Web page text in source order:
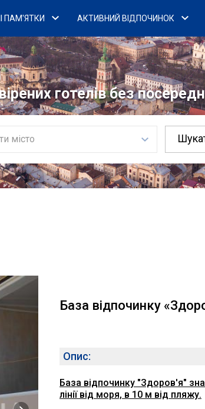
ПАМ'ЯТКИ АКТИВНИЙ ВІДПОЧИНОК
готелів без
місто
База відпочинку
Опис:
База відпочинку "Здоров'я"
лінії від моря, в 10 м від пляжу.